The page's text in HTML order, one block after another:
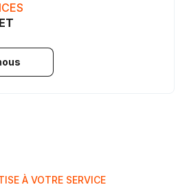
À VOTRE SERVICE